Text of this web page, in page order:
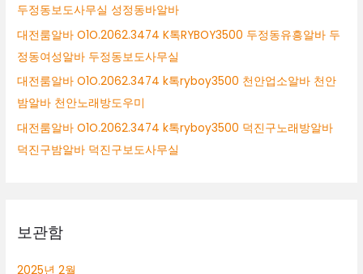
두정동보도사무실 성정동바알바
대전룸알바 O1O.2062.3474 K톡RYBOY3500 두정동유흥알바 두
정동여성알바 두정동보도사무실
대전룸알바 O1O.2062.3474 k톡ryboy3500 천안업소알바 천안
밤알바 천안노래방도우미
대전룸알바 O1O.2062.3474 k톡ryboy3500 덕진구노래방알바
덕진구밤알바 덕진구보도사무실
보관함
2025년 2월